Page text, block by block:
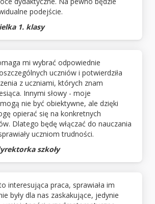
podejście.
1. klasy
mi wybrać odpowiednie
uczniów i potwierdziła
z uczniami, których znam
Innymi słowy - moje
nie być obiektywne, ale dzięki
opierać się na konkretnych
Dlatego będę włączać do nauczania
uczniom trudności.
szkoły
interesująca praca, sprawiała im
były dla nas zaskakujące, jedynie